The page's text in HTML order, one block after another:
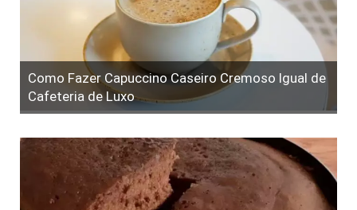
Como Fazer Capuccino Caseiro Cremoso Igual de
Cafeteria de Luxo